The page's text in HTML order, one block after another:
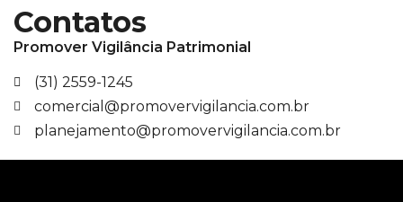
Contatos
Promover Vigilância Patrimonial
(31) 2559-1245
comercial@promovervigilancia.com.br
planejamento@promovervigilancia.com.br